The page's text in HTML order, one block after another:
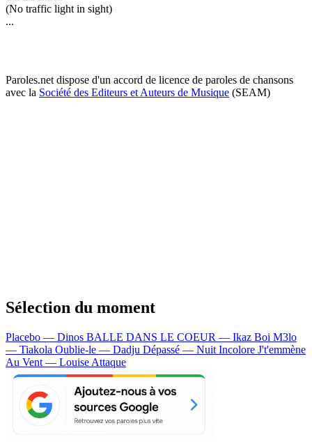
(No traffic light in sight)
...
Paroles.net dispose d'un accord de licence de paroles de chansons
avec la Société des Editeurs et Auteurs de Musique (SEAM)
Sélection du moment
Placebo — Dinos BALLE DANS LE COEUR — Ikaz Boi M3lo
— Tiakola Oublie-le — Dadju Dépassé — Nuit Incolore J't'emmène
Au Vent — Louise Attaque